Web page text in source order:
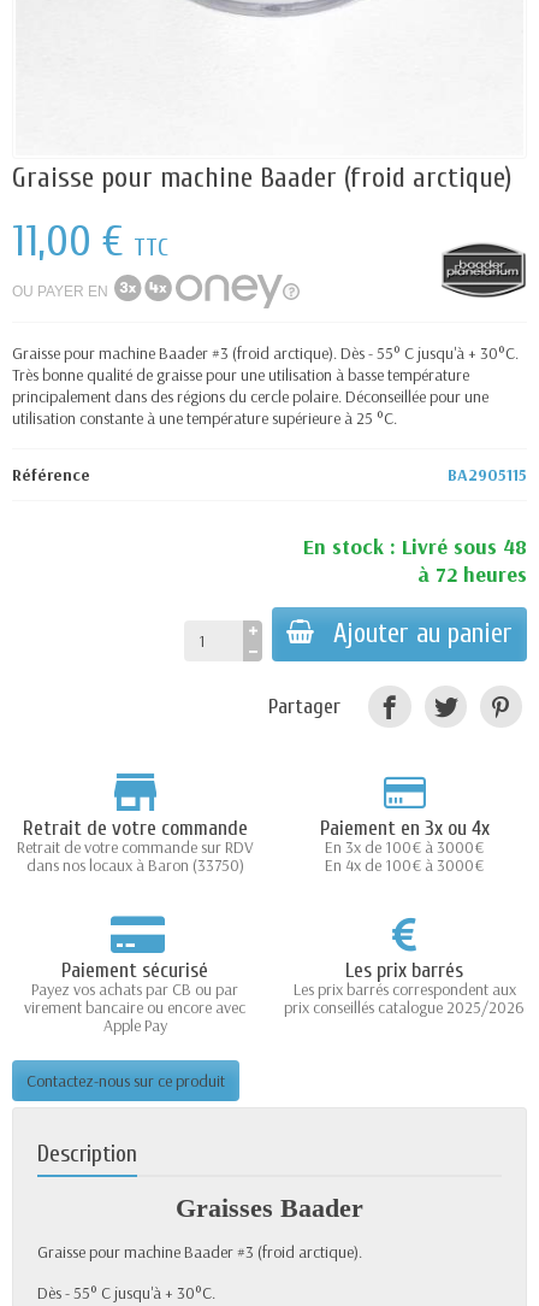
Graisse pour machine Baader (froid arctique)
11,00 € TTC
OU PAYER EN
Graisse pour machine Baader #3 (froid arctique). Dès - 55° C jusqu'à + 30°C.
Très bonne qualité de graisse pour une utilisation à basse température
principalement dans des régions du cercle polaire. Déconseillée pour une
utilisation constante à une température supérieure à 25 °C.
Référence BA2905115
En stock : Livré sous 48
à 72 heures
Ajouter au panier
Partager
Retrait de votre commande
Retrait de votre commande sur RDV
dans nos locaux à Baron (33750)
Paiement en 3x ou 4x
En 3x de 100€ à 3000€
En 4x de 100€ à 3000€
Paiement sécurisé
Payez vos achats par CB ou par
virement bancaire ou encore avec
Apple Pay
Les prix barrés
Les prix barrés correspondent aux
prix conseillés catalogue 2025/2026
Contactez-nous sur ce produit
Description
Graisses Baader
Graisse pour machine Baader #3 (froid arctique).
Dès - 55° C jusqu'à + 30°C.